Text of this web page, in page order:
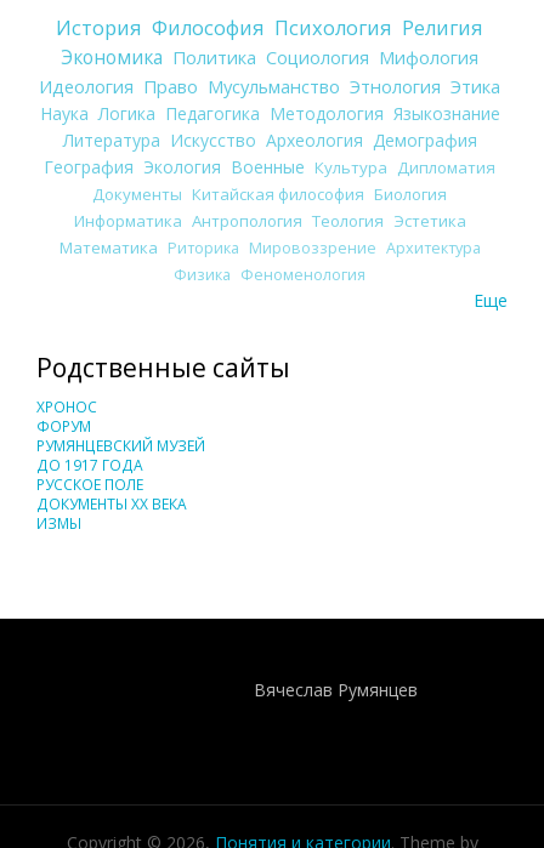
История Философия Психология Религия
Экономика Политика Социология Мифология
Идеология Право Мусульманство Этнология Этика
Наука Логика Педагогика Методология Языкознание
Литература Искусство Археология Демография
География Экология Военные Культура
Дипломатия
Документы Китайская философия Биология
Информатика Антропология Теология Эстетика
Математика Риторика Мировоззрение Архитектура
Физика Феноменология
Еще
Родственные сайты
ХРОНОС
ФОРУМ
РУМЯНЦЕВСКИЙ МУЗЕЙ
ДО 1917 ГОДА
РУССКОЕ ПОЛЕ
ДОКУМЕНТЫ XX ВЕКА
ИЗМЫ
Вячеслав Румянцев
Copyright © 2026, Понятия и категории. Theme by